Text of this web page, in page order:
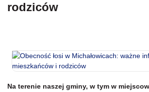
rodziców
Na terenie naszej gminy, w tym w